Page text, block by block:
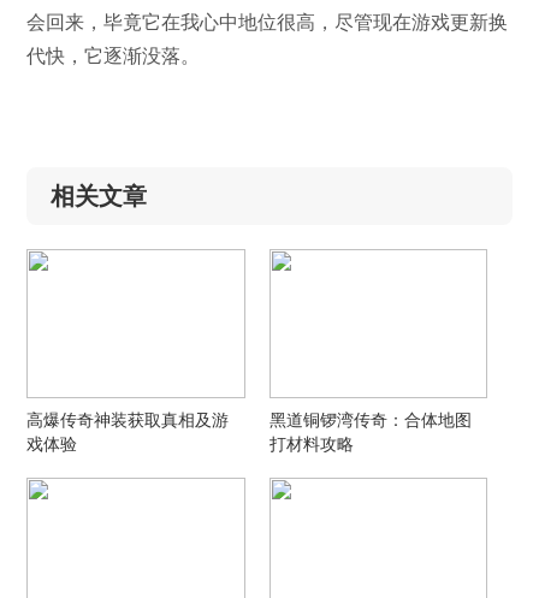
会回来，毕竟它在我心中地位很高，尽管现在游戏更新换
代快，它逐渐没落。
相关文章
高爆传奇神装获取真相及游
戏体验
黑道铜锣湾传奇：合体地图
打材料攻略